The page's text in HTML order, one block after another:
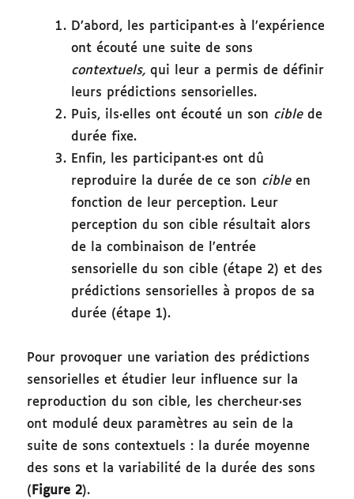
D’abord, les participant·es à l’expérience
ont écouté une suite de sons
contextuels, qui leur a permis de définir
leurs prédictions sensorielles.
Puis, ils·elles ont écouté un son ciblede
durée fixe.
Enfin, les participant·es ont dû
reproduire la durée de ce son cibleen
fonction de leur perception. Leur
perception du son cible résultait alors
de la combinaison de l’entrée
sensorielle du son cible (étape 2) et des
prédictions sensorielles à propos de sa
durée (étape 1).
Pour provoquer une variation des prédictions
sensorielles et étudier leur influence sur la
reproduction du son cible, les chercheur·ses
ont modulé deux paramètres au sein de la
suite de sons contextuels : la durée moyenne
des sons et la variabilité de la durée des sons
( Figure 2).